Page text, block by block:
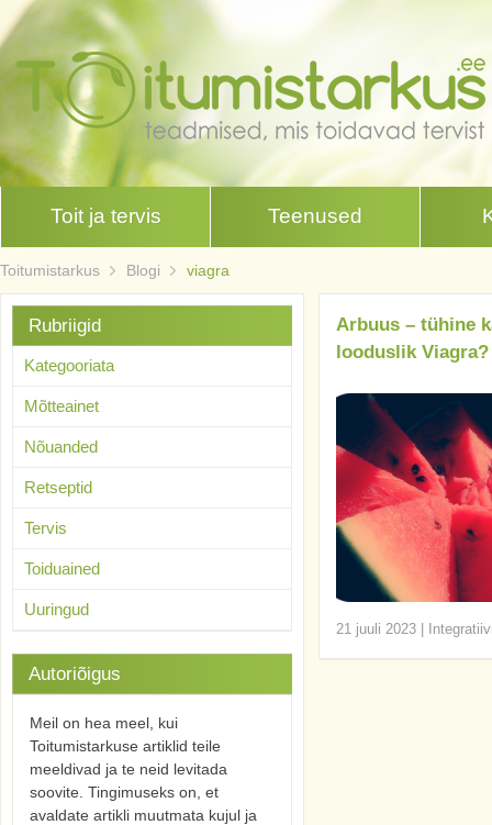
Toit ja tervis Teenused
Toitumistarkus Blogi viagra
Arbuus – tühine
looduslik Viagra?
21 juuli 2023
Rubriigid
Kategooriata
Mõtteainet
Nõuanded
Retseptid
Tervis
Toiduained
Uuringud
Autoriõigus
Meil on hea meel, kui
Toitumistarkuse artiklid teile
meeldivad ja te neid levitada
soovite. Tingimuseks on, et
avaldate artikli muutmata kujul ja